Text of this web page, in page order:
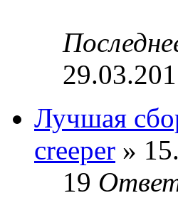
Лучшая
creeper »
19